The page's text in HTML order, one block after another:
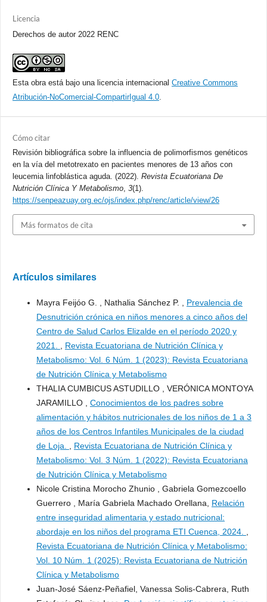
Licencia
Derechos de autor 2022 RENC
Esta obra está bajo una licencia internacional Creative Commons
Atribución-NoComercial-CompartirIgual 4.0.
Cómo citar
Revisión bibliográfica sobre la influencia de polimorfismos genéticos
en la vía del metotrexato en pacientes menores de 13 años con
leucemia linfoblástica aguda. (2022). Revista Ecuatoriana De
Nutrición Clínica Y Metabolismo, 3(1).
https://senpeazuay.org.ec/ojs/index.php/renc/article/view/26
Más formatos de cita
Artículos similares
Mayra Feijóo G. , Nathalia Sánchez P. , Prevalencia de
Desnutrición crónica en niños menores a cinco años del
Centro de Salud Carlos Elizalde en el período 2020 y
2021.
Revista Ecuatoriana de Nutrición Clínica y
Metabolismo: Vol. 6 Núm. 1 (2023): Revista Ecuatoriana
de Nutrición Clínica y Metabolismo
THALIA CUMBICUS ASTUDILLO , VERÓNICA MONTOYA
JARAMILLO , Conocimientos de los padres sobre
alimentación y hábitos nutricionales de los niños de 1 a 3
años de los Centros Infantiles Municipales de la ciudad
de Loja.
Revista Ecuatoriana de Nutrición Clínica y
Metabolismo: Vol. 3 Núm. 1 (2022): Revista Ecuatoriana
de Nutrición Clínica y Metabolismo
Nicole Cristina Morocho Zhunio , Gabriela Gomezcoello
Guerrero , María Gabriela Machado Orellana, Relación
entre inseguridad alimentaria y estado nutricional:
abordaje en los niños del programa ETI Cuenca, 2024.
Revista Ecuatoriana de Nutrición Clínica y Metabolismo:
Vol. 10 Núm. 1 (2025): Revista Ecuatoriana de Nutrición
Clínica y Metabolismo
Juan-José Sáenz-Peñafiel, Vanessa Solis-Cabrera, Ruth